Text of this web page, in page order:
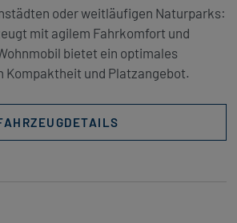
oder weitläufigen Naturparks:
mit agilem Fahrkomfort und
bietet ein optimales
Kompaktheit und Platzangebot.